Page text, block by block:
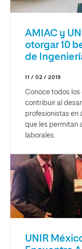
AMIAC y
otorgar 10
de
11 / 02 / 2019
Conoce todos
contribuir al
profesionistas en
que les permitan
laborales.
UNIR